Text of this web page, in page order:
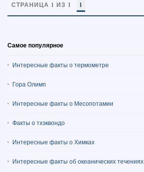
СТРАНИЦА 1 ИЗ 1 1
Самое популярное
Интересные факты о термометре
Гора Олимп
Интересные факты о Месопотамии
Факты о тхэквондо
Интересные факты о Химках
Интересные факты об океанических течениях